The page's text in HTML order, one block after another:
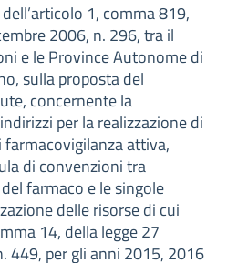
1, comma 819,
2006, n. 296, tra il
e le Province Autonome di
sulla proposta del
concernente la
per la realizzazione di
attiva,
di convenzioni tra
farmaco e le singole
delle risorse di cui
14, della legge 27
449, per gli anni 2015, 2016